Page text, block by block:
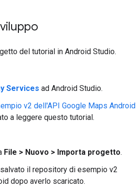
del tutorial in Android Studio.
Services ad Android Studio.
v2 dell'API Google Maps Android
a leggere questo tutorial.
File > Nuovo > Importa progetto.
il repository di esempio v2
dopo averlo scaricato.